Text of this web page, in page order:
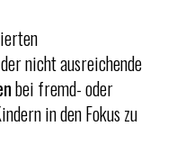
nicht ausreichende
bei fremd- oder
in den Fokus zu